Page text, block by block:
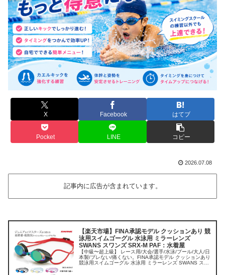
X Facebook はてブ
Pocket LINE コピー
2026.07.08
記事内に広告が含まれています。
【楽天市場】FINA承認モデル クッションあり 競
泳用スイムゴーグル 水泳用 ミラーレンズ
SWANS スワンズ SRX-M PAF：水着屋
【中級〜超上級】 レース用/大会/選手/水泳/プール/大人/日
本製/ブレない/痛くない。FINA承認モデル クッションあり
競泳用スイムゴーグル 水泳用 ミラーレンズ SWANS スワ